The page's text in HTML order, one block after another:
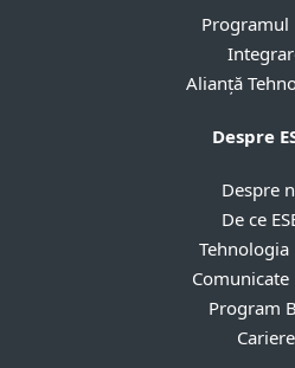
Programul
Alianță
Despre
Despre
De ce
Tehnologia
Comunicate
Program
Cariere